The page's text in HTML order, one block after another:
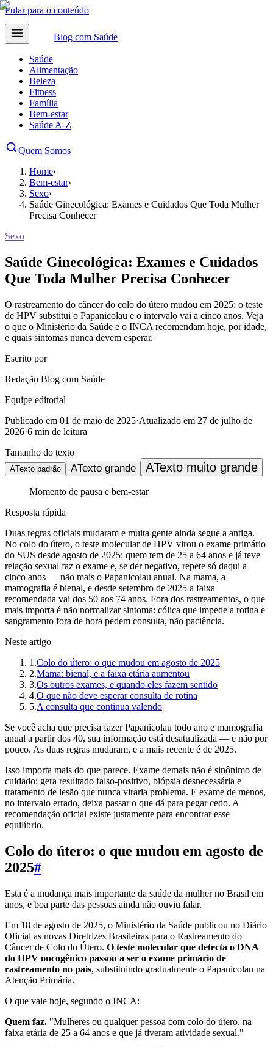
Pular para o conteúdo
Blog com Saúde
Saúde
Alimentação
Beleza
Fitness
Família
Bem-estar
Saúde A-Z
Quem Somos
Home›
Bem-estar›
Sexo›
Saúde Ginecológica: Exames e Cuidados Que Toda Mulher
Precisa Conhecer
Sexo
Saúde Ginecológica: Exames e Cuidados
Que Toda Mulher Precisa Conhecer
O rastreamento do câncer do colo do útero mudou em 2025: o teste
de HPV substitui o Papanicolau e o intervalo vai a cinco anos. Veja
o que o Ministério da Saúde e o INCA recomendam hoje, por idade,
e quais sintomas nunca devem esperar.
Escrito por
Redação Blog com Saúde
Equipe editorial
Publicado em 01 de maio de 2025·Atualizado em 27 de julho de
2026·6 min de leitura
Tamanho do texto
ATexto padrão ATexto grande ATexto muito grande
Momento de pausa e bem-estar
Resposta rápida
Duas regras oficiais mudaram e muita gente ainda segue a antiga.
No colo do útero, o teste molecular de HPV virou o exame primário
do SUS desde agosto de 2025: quem tem de 25 a 64 anos e já teve
relação sexual faz o exame e, se der negativo, repete só daqui a
cinco anos — não mais o Papanicolau anual. Na mama, a
mamografia é bienal, e desde setembro de 2025 a faixa
recomendada vai dos 50 aos 74 anos. Fora dos rastreamentos, o que
mais importa é não normalizar sintoma: cólica que impede a rotina e
sangramento fora de hora pedem consulta, não paciência.
Neste artigo
1 .Colo do útero: o que mudou em agosto de 2025
2.Mama: bienal, e a faixa etária aumentou
3.Os outros exames, e quando eles fazem sentido
4.O que não deve esperar consulta de rotina
5.A consulta que continua valendo
Se você acha que precisa fazer Papanicolau todo ano e mamografia
anual a partir dos 40, sua informação está desatualizada — e não por
pouco. As duas regras mudaram, e a mais recente é de 2025.
Isso importa mais do que parece. Exame demais não é sinônimo de
cuidado: gera resultado falso-positivo, biópsia desnecessária e
tratamento de lesão que nunca viraria problema. E exame de menos,
no intervalo errado, deixa passar o que dá para pegar cedo. A
recomendação oficial existe justamente para encontrar esse
equilíbrio.
Colo do útero: o que mudou em agosto de
2025#
Esta é a mudança mais importante da saúde da mulher no Brasil em
anos, e boa parte das pessoas ainda não ouviu falar.
Em 18 de agosto de 2025, o Ministério da Saúde publicou no Diário
Oficial as novas Diretrizes Brasileiras para o Rastreamento do
Câncer de Colo do Útero. O teste molecular que detecta o DNA
do HPV oncogênico passou a ser o exame primário de
rastreamento no país, substituindo gradualmente o Papanicolau na
Atenção Primária.
O que vale hoje, segundo o INCA:
Quem faz. "Mulheres ou qualquer pessoa com colo do útero, na
faixa etária de 25 a 64 anos e que já tiveram atividade sexual."